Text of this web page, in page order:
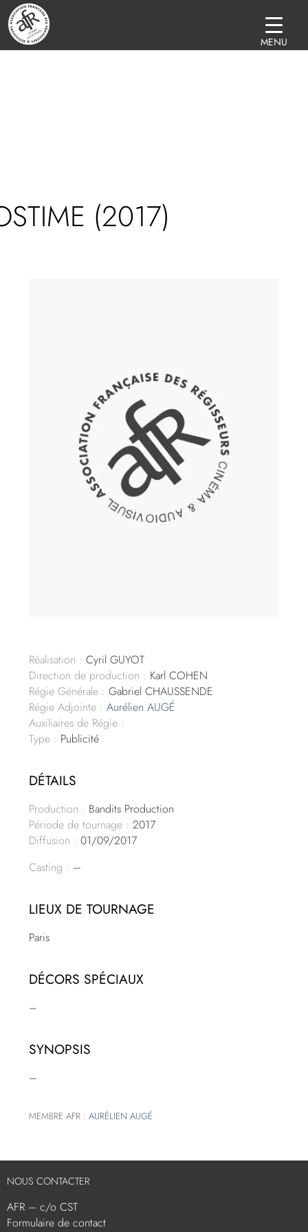
(2017)
Réalisation : Cyril GUYOT
Direction de production : Karl COHEN
Régie Générale : Gabriel CHAUSSENDE
Régie Adjointe : Aurélien AUGÉ
Auxiliaires de Régie :
Type : Publicité
DÉTAILS
Production : Bandits Production
Période de tournage : 2017
Diffusion : 01/09/2017
Casting : –
LIEUX DE TOURNAGE
Paris
DÉCORS SPÉCIAUX
–
SYNOPSIS
–
MEMBRE AFR :AURÉLIEN AUGÉ
NOUS CONTACTER
AFR – c/o CST
Formulaire de contact
MENU